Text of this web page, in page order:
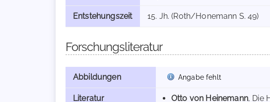
Entstehungszeit 15. Jh. (Roth/Honemann S. 49)
Forschungsliteratur
Abbildungen Angabe fehlt
Literatur Otto von Heinemann, Die